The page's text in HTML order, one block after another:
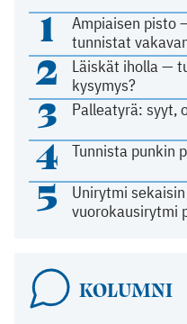
1
Ampiaisen pisto
tunnistat
2
Läiskät iholla —
kysymys?
3 Palleatyrä: syyt,
4 Tunnista punkin
5
Unirytmi
vuorokausirytmi
KOLUMNI